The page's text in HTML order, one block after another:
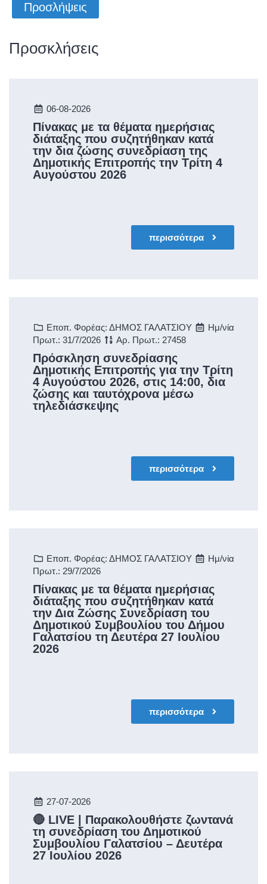
Προσλήψεις
Προσκλήσεις
06-08-2026
Πίνακας με τα θέματα ημερήσιας
διάταξης που συζητήθηκαν κατά
την δια ζώσης συνεδρίαση της
Δημοτικής Επιτροπής την Τρίτη 4
Αυγούστου 2026
περισσότερα
Εποπ. Φορέας: ΔΗΜΟΣ ΓΑΛΑΤΣΙΟΥ
Ημ/νία
Πρωτ.: 31/7/2026
Αρ. Πρωτ.: 27458
Πρόσκληση συνεδρίασης
Δημοτικής Επιτροπής για την Τρίτη
4 Αυγούστου 2026, στις 14:00, δια
ζώσης και ταυτόχρονα μέσω
τηλεδιάσκεψης
περισσότερα
Εποπ. Φορέας: ΔΗΜΟΣ ΓΑΛΑΤΣΙΟΥ
Ημ/νία
Πρωτ.: 29/7/2026
Πίνακας με τα θέματα ημερήσιας
διάταξης που συζητήθηκαν κατά
την Δια Ζώσης Συνεδρίαση του
Δημοτικού Συμβουλίου του Δήμου
Γαλατσίου τη Δευτέρα 27 Ιουλίου
2026
περισσότερα
27-07-2026
🔴 LIVE | Παρακολουθήστε ζωντανά
τη συνεδρίαση του Δημοτικού
Συμβουλίου Γαλατσίου – Δευτέρα
27 Ιουλίου 2026